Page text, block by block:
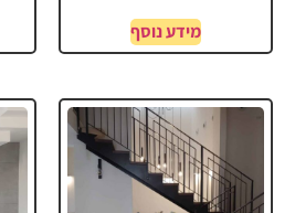
מידע נוסף